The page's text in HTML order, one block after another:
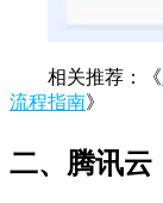
相关推荐：《
流程指南》
二、腾讯云